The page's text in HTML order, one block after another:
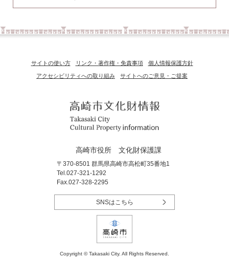
サイトの使い方 リンク・著作権・免責事項 個人情報保護方針
アクセシビリティへの取り組み サイトへのご意見・ご提案
高崎市役所 文化財保護課
〒370-8501 群馬県高崎市高松町35番地1
Tel.027-321-1292
Fax.027-328-2295
SNSはこちら
Copyright © Takasaki City. All Rights Reserved.